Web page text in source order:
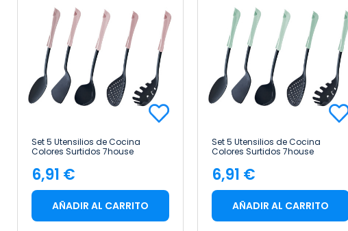
Set 5 Utensilios de Cocina
Colores Surtidos 7house
Precio
6,91 €
AÑADIR AL CARRITO
Set 5 Utensilios de Cocina
Colores Surtidos 7house
Precio
6,91 €
AÑADIR AL CARRITO